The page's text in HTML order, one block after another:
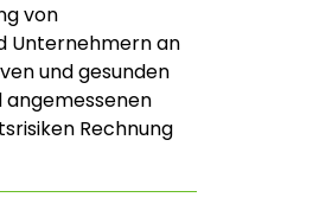
von
Unternehmern an
und gesunden
angemessenen
Rechnung